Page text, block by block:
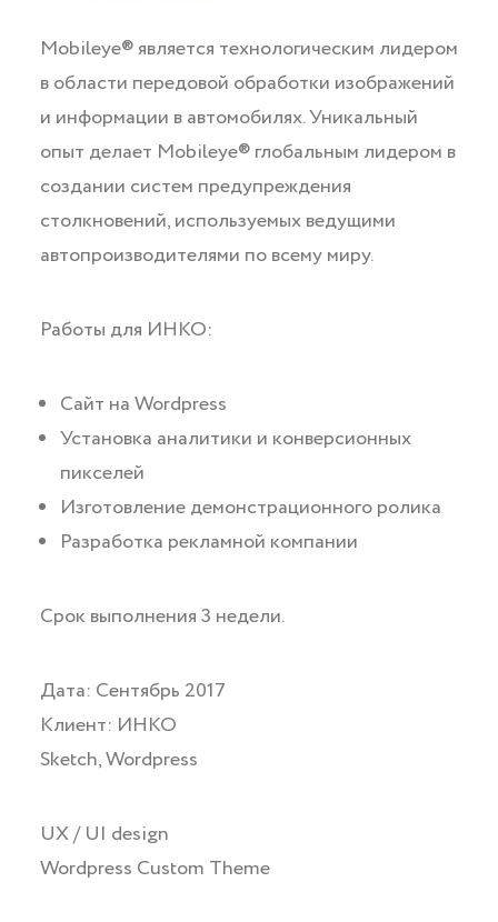
Mobileye® является технологическим лидером
в области передовой обработки изображений
и информации в автомобилях. Уникальный
опыт делает Mobileye® глобальным лидером в
создании систем предупреждения
столкновений, используемых ведущими
автопроизводителями по всему миру.
Работы для ИНКО:
Cайт на Wordpress
Установка аналитики и конверсионных
пикселей
Изготовление демонстрационного ролика
Разработка рекламной компании
Срок выполнения 3 недели.
Дата: Cентябрь 2017
Клиент: ИНКО
Sketch, Wordpress
UX / UI design
Wordpress Сustom Theme